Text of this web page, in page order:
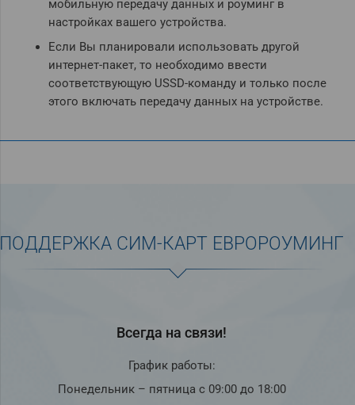
мобильную передачу данных и роуминг в
настройках вашего устройства.
Если Вы планировали использовать другой
интернет-пакет, то необходимо ввести
соответствующую USSD-команду и только после
этого включать передачу данных на устройстве.
ПОДДЕРЖКА СИМ-КАРТ ЕВРОРОУМИНГ
Всегда на связи!
График работы:
Понедельник – пятница с 09:00 до 18:00